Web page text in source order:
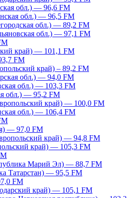
обл.) — 96,6 FM
обл.) — 96,5 FM
обл.) — 89,2 FM
обл.) — 97,1 FM
край) — 101,1 FM
FM
край) – 89,2 FM
обл.) — 94,0 FM
обл.) — 103,3 FM
обл.) — 95,2 FM
край) — 100,0 FM
обл.) — 106,4 FM
— 97,0 FM
край) — 94,8 FM
край) — 105,3 FM
Марий Эл) — 88,7 FM
Татарстан) — 95,5 FM
FM
край) — 105,1 FM